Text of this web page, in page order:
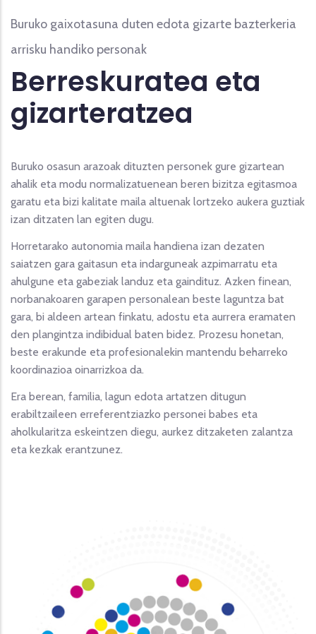
Buruko gaixotasuna duten edota gizarte bazterkeria
arrisku handiko personak
Berreskuratea eta
gizarteratzea
Buruko osasun arazoak dituzten personek gure gizartean
ahalik eta modu normalizatuenean beren bizitza egitasmoa
garatu eta bizi kalitate maila altuenak lortzeko aukera guztiak
izan ditzaten lan egiten dugu.
Horretarako autonomia maila handiena izan dezaten
saiatzen gara gaitasun eta indarguneak azpimarratu eta
ahulgune eta gabeziak landuz eta gaindituz. Azken finean,
norbanakoaren garapen personalean beste laguntza bat
gara, bi aldeen artean finkatu, adostu eta aurrera eramaten
den plangintza indibidual baten bidez. Prozesu honetan,
beste erakunde eta profesionalekin mantendu beharreko
koordinazioa oinarrizkoa da.
Era berean, familia, lagun edota artatzen ditugun
erabiltzaileen erreferentziazko personei babes eta
aholkularitza eskeintzen diegu, aurkez ditzaketen zalantza
eta kezkak erantzunez.